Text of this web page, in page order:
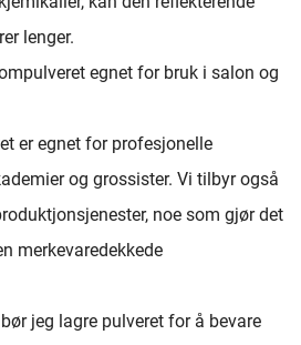
lenger.
egnet for bruk i salon og
er egnet for profesjonelle
og grossister. Vi tilbyr også
noe som gjør det
merkevaredekkede
jeg lagre pulveret for å bevare